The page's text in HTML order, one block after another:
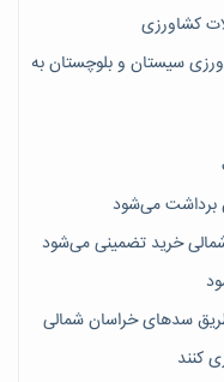
کشاورزی سیستان و بلوچستان به
شمالی خرید تضمینی می‌شود
کنند